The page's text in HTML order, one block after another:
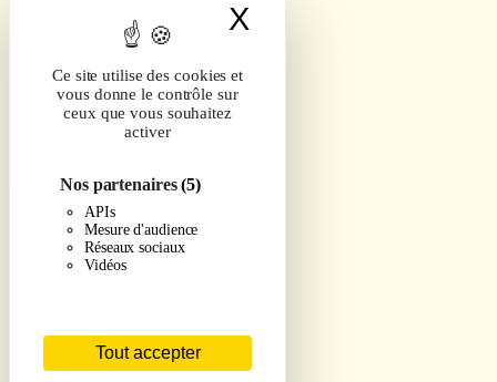
Ce site utilise des cookies et
vous donne le contrôle sur
ceux que vous souhaitez
activer
Nos partenaires(5)
APIs
Mesure d'audience
Réseaux sociaux
Vidéos
Tout accepter
X